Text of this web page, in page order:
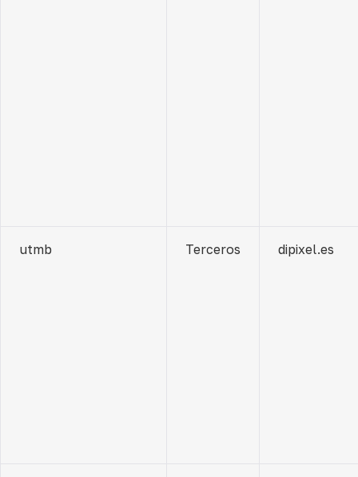
utmb Terceros dipixel.es